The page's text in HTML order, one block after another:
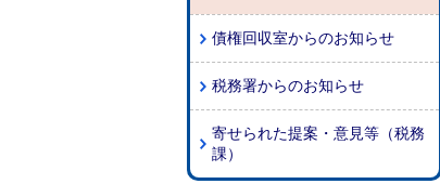
債権回収室からのお知らせ
税務署からのお知らせ
寄せられた提案・意見等（税務
課）